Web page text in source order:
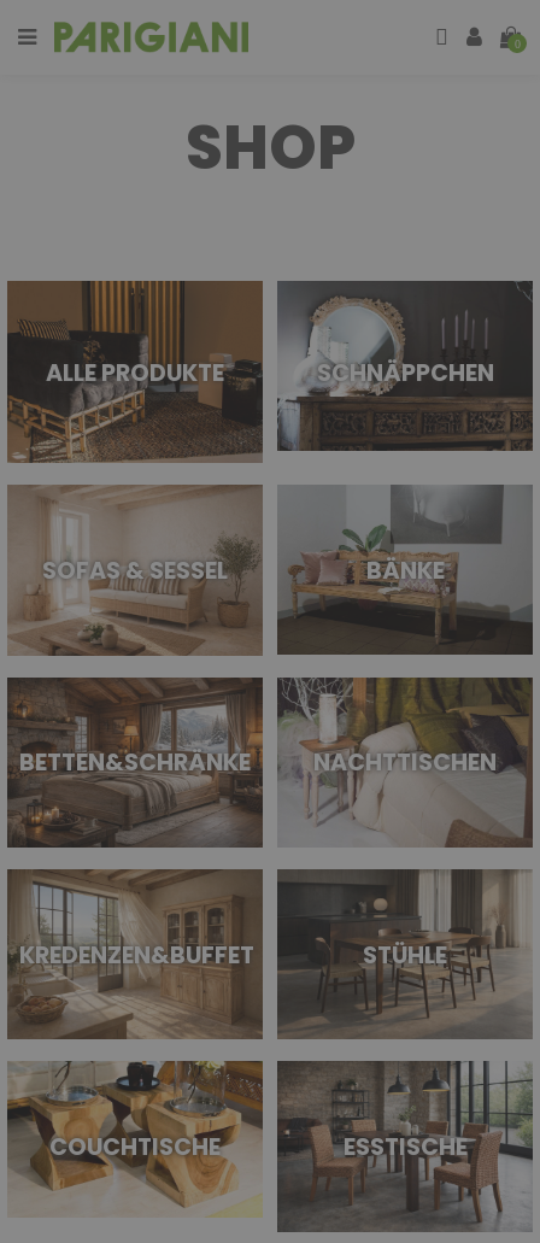
0
SHOP
ALLE PRODUKTE SCHNÄPPCHEN
SOFAS & SESSEL BÄNKE
BETTEN&SCHRÄNKE NACHTTISCHEN
KREDENZEN&BUFFET STÜHLE
COUCHTISCHE ESSTISCHE